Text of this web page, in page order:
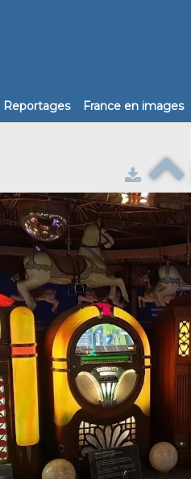
Reportages France en images